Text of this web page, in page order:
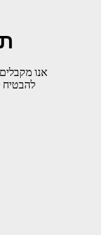
להבטיח